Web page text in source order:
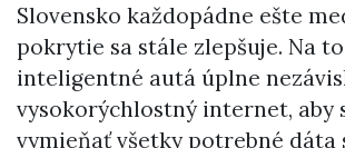
Slovensko každopádne ešte
pokrytie sa stále zlepšuje. Na
inteligentné autá úplne
vysokorýchlostný internet, aby
vymieňať všetky potrebné dáta